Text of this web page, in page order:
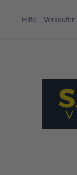
Hilfe Verkaufen